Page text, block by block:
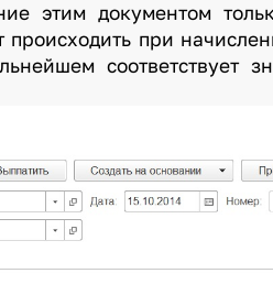
этим документом
происходить при
соответствует